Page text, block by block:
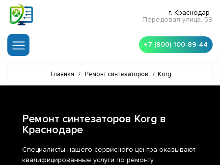
г. Краснодар
Передовая улица, 59
+7 (800) 100-89-44
Главная / Ремонт синтезаторов / Korg
Ремонт синтезаторов Korg в
Краснодаре
Специалисты нашего сервисного центра оказывают
квалифицированные услуги по ремонту